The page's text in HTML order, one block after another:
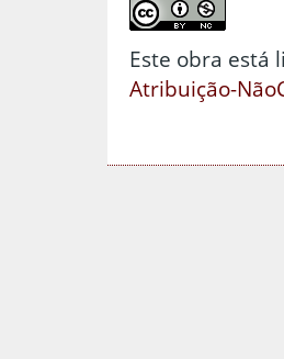
Este obra está
Atribuição-